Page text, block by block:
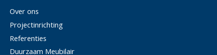
Over ons
Projectinrichting
Referenties
Duurzaam Meubilair